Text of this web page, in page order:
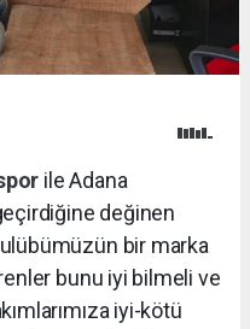
ile Adana
değinen
bir marka
bunu iyi bilmeli ve
iyi-kötü